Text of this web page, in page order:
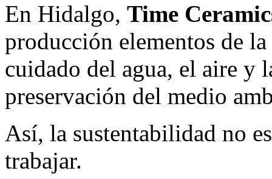
En Hidalgo, Time
producción elementos de
cuidado del agua, el aire y
preservación del medio
Así, la sustentabilidad no
trabajar.